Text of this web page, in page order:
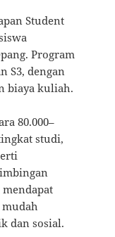
Student
Program
S3, dengan
biaya kuliah.
80.000–
studi,
dan sosial.